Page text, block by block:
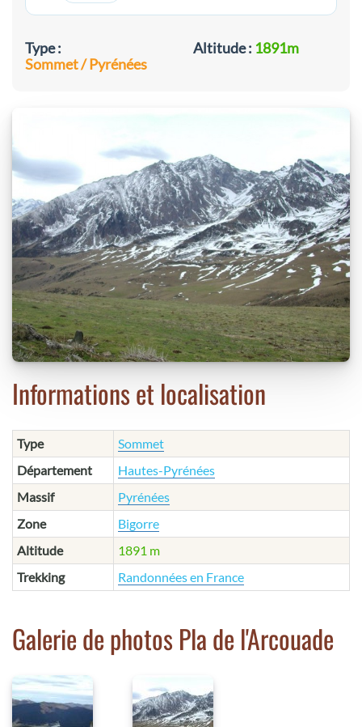
Type :
Sommet / Pyrénées
Altitude : 1891m
Informations et localisation
Type
Sommet
Département
Hautes-Pyrénées
Massif
Pyrénées
Zone
Bigorre
Altitude
1891 m
Trekking
Randonnées en France
Galerie de photos Pla de l'Arcouade